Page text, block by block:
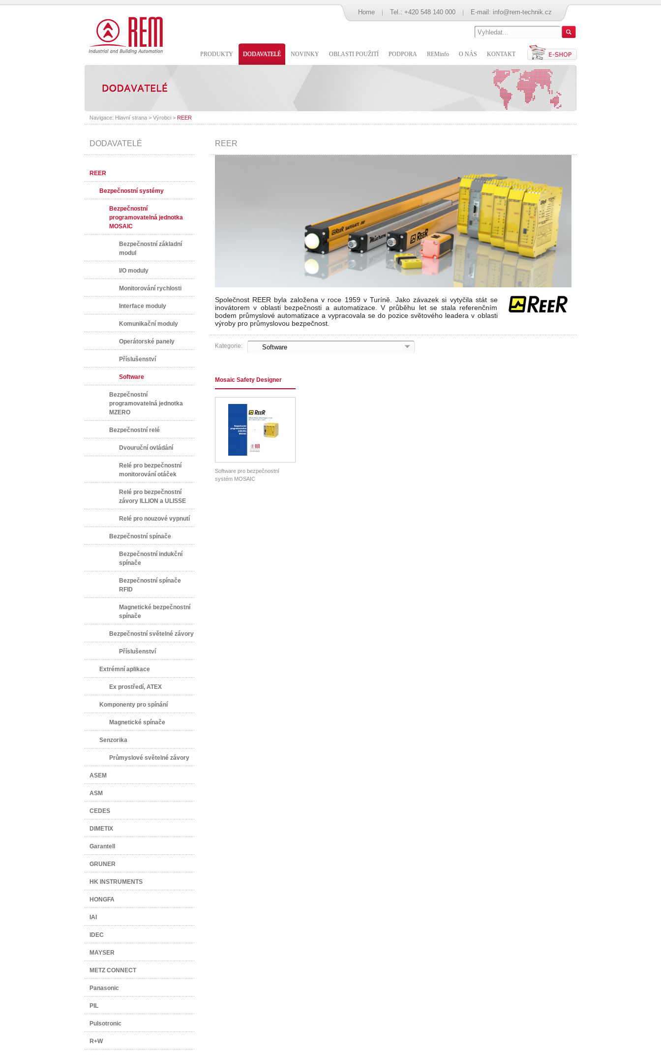
Home Tel.: +420 548 140 000 E-mail: info@rem-technik.cz
PRODUKTY DODAVATELÉ NOVINKY OBLASTI POUŽITÍ PODPORA REMinfo O NÁS KONTAKT
Navigace: Hlavní strana> Výrobci> REER
DODAVATELÉ
REER
Bezpečnostní systémy
Bezpečnostní
programovatelná jednotka
MOSAIC
Bezpečnostní základní
modul
I/O moduly
Monitorování rychlosti
Interface moduly
Komunikační moduly
Operátorské panely
Příslušenství
Software
Bezpečnostní
programovatelná jednotka
MZERO
Bezpečnostní relé
Dvouruční ovládání
Relé pro bezpečnostní
monitorování otáček
Relé pro bezpečnostní
závory ILLION a ULISSE
Relé pro nouzové vypnutí
Bezpečnostní spínače
Bezpečnostní indukční
spínače
Bezpečnostní spínače
RFID
Magnetické bezpečnostní
spínače
Bezpečnostní světelné závory
Příslušenství
Extrémní aplikace
Ex prostředí, ATEX
Komponenty pro spínání
Magnetické spínače
Senzorika
Průmyslové světelné závory
ASEM
ASM
CEDES
DIMETIX
Garantell
GRUNER
HK INSTRUMENTS
HONGFA
IAI
IDEC
MAYSER
METZ CONNECT
Panasonic
PIL
Pulsotronic
R+W
REER
Společnost REER byla založena v roce 1959 v Turíně. Jako závazek si vytyčila stát se
inovátorem v oblasti bezpečnosti a automatizace. V průběhu let se stala referenčním
bodem průmyslové automatizace a vypracovala se do pozice světového leadera v oblasti
výroby pro průmyslovou bezpečnost.
Kategorie:
Mosaic Safety Designer
Software pro bezpečnostní
systém MOSAIC